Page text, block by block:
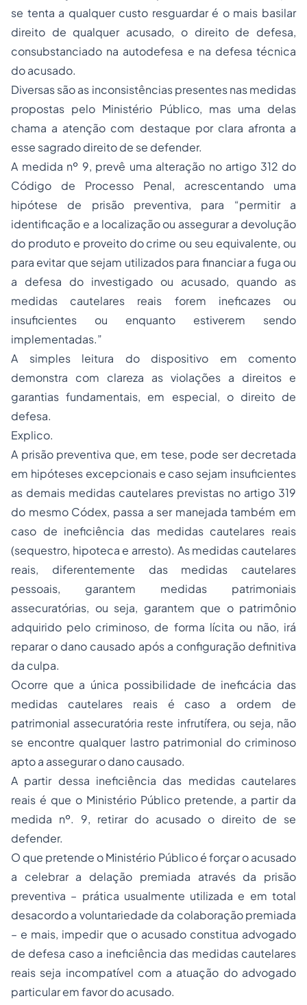
se tenta a qualquer custo resguardar é o mais basilar
direito de qualquer acusado, o direito de defesa,
consubstanciado na autodefesa e na defesa técnica
do acusado.
Diversas são as inconsistências presentes nas medidas
propostas pelo Ministério Público, mas uma delas
chama a atenção com destaque por clara afronta a
esse sagrado direito de se defender.
A medida nº 9, prevê uma alteração no artigo 312 do
Código de Processo Penal, acrescentando uma
hipótese de prisão preventiva, para “permitir a
identificação e a localização ou assegurar a devolução
do produto e proveito do crime ou seu equivalente, ou
para evitar que sejam utilizados para financiar a fuga ou
a defesa do investigado ou acusado, quando as
medidas cautelares reais forem ineficazes ou
insuficientes ou enquanto estiverem sendo
implementadas.”
A simples leitura do dispositivo em comento
demonstra com clareza as violações a direitos e
garantias fundamentais, em especial, o direito de
defesa.
Explico.
A prisão preventiva que, em tese, pode ser decretada
em hipóteses excepcionais e caso sejam insuficientes
as demais medidas cautelares previstas no artigo 319
do mesmo Códex, passa a ser manejada também em
caso de ineficiência das medidas cautelares reais
(sequestro, hipoteca e arresto). As medidas cautelares
reais, diferentemente das medidas cautelares
pessoais, garantem medidas patrimoniais
assecuratórias, ou seja, garantem que o patrimônio
adquirido pelo criminoso, de forma lícita ou não, irá
reparar o dano causado após a configuração definitiva
da culpa.
Ocorre que a única possibilidade de ineficácia das
medidas cautelares reais é caso a ordem de
patrimonial assecuratória reste infrutífera, ou seja, não
se encontre qualquer lastro patrimonial do criminoso
apto a assegurar o dano causado.
A partir dessa ineficiência das medidas cautelares
reais é que o Ministério Público pretende, a partir da
medida nº. 9, retirar do acusado o direito de se
defender.
O que pretende o Ministério Público é forçar o acusado
a celebrar a delação premiada através da prisão
preventiva – prática usualmente utilizada e em total
desacordo a voluntariedade da colaboração premiada
– e mais, impedir que o acusado constitua advogado
de defesa caso a ineficiência das medidas cautelares
reais seja incompatível com a atuação do advogado
particular em favor do acusado.